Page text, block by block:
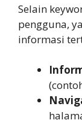
Selain
pengguna,
informasi